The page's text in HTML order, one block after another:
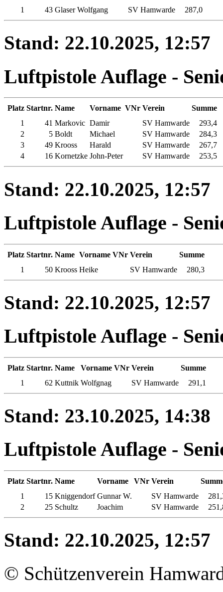
1 43 Glaser Wolfgang SV Hamwarde 287,0
Stand: 22.10.2025, 12:57
Luftpistole Auflage -
Platz Startnr. Name Vorname VNr Verein
Summe
1
41 Markovic Damir SV Hamwarde
293,4
2
5 Boldt Michael SV Hamwarde
284,3
3
49 Krooss Harald SV Hamwarde
267,7
4
16 Kornetzke John-Peter SV Hamwarde 253,5
Stand: 22.10.2025, 12:57
Luftpistole Auflage -
Platz Startnr. Name Vorname VNr Verein
Summe
1
50 Krooss Heike SV Hamwarde 280,3
Stand: 22.10.2025, 12:57
Luftpistole Auflage -
Platz Startnr. Name Vorname VNr Verein
Summe
1
62 Kuttnik Wolfgnag SV Hamwarde 291,1
Stand: 23.10.2025, 14:38
Luftpistole Auflage -
Platz Startnr. Name Vorname VNr Verein
1
15 Kniggendorf Gunnar W. SV Hamwarde
2
25 Schultz Joachim SV Hamwarde
Stand: 22.10.2025, 12:57
© Schützenverein